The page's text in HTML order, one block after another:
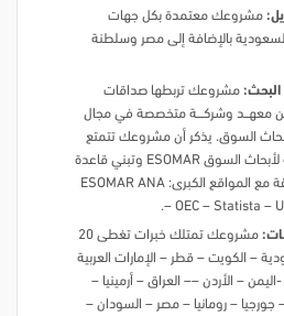
مشروعك معتمدة بكل جهات
السعودية بالإضافة إلى مصر وسلطنة
البحث: مشروعك تربطها صداقات
معهــــد وشركــــــة متخصصة في مجال
السوق. يذكر أن مشروعك تتمتع
بعضوية الجمعية الأوروبية لأبحاث السوق ESOMAR وتبني قاعدة
بياناتها ومعلوماتها متوافقة مع المواقع الكبرى: ESOMAR ANA
– OEC – Statista –
مشروعك تمتلك خبرات تغطى 20
– الكويت – قطر – الإمارات العربية
– الأردن –– العراق – أرمينيا –
– جورجيا – رومانيا – مصر – السودان –